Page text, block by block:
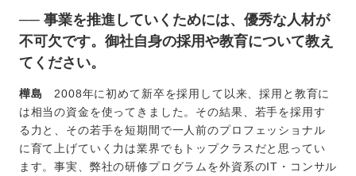
── 事業を推進していくためには、優秀な人材が
不可欠です。御社自身の採用や教育について教え
てください。
樺島 2008年に初めて新卒を採用して以来、採用と教育に
は相当の資金を使ってきました。その結果、若手を採用す
る力と、その若手を短期間で一人前のプロフェッショナル
に育て上げていく力は業界でもトップクラスだと思ってい
ます。事実、弊社の研修プログラムを外資系のIT・コンサル